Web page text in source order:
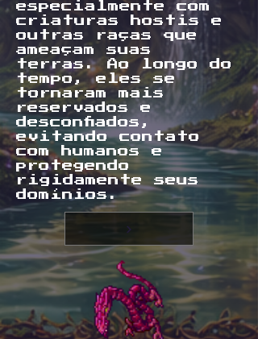
especialmente com
criaturas hostis e
outras raças que
ameaçam suas
terras. Ao longo do
tempo, eles se
tornaram mais
reservados e
desconfiados,
evitando contato
com humanos e
protegendo
rigidamente seus
domínios.